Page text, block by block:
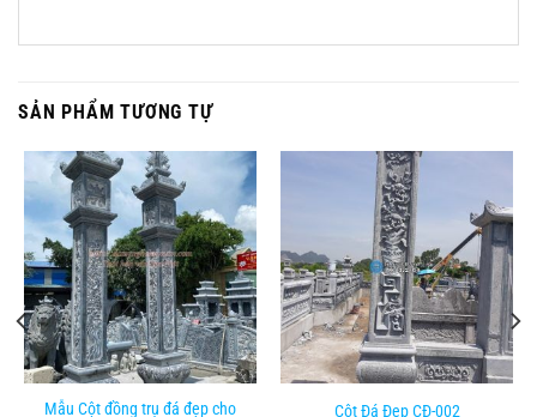
SẢN PHẨM TƯƠNG TỰ
Mẫu Cột đồng trụ đá đẹp cho Cột Đá Đẹp CĐ-002